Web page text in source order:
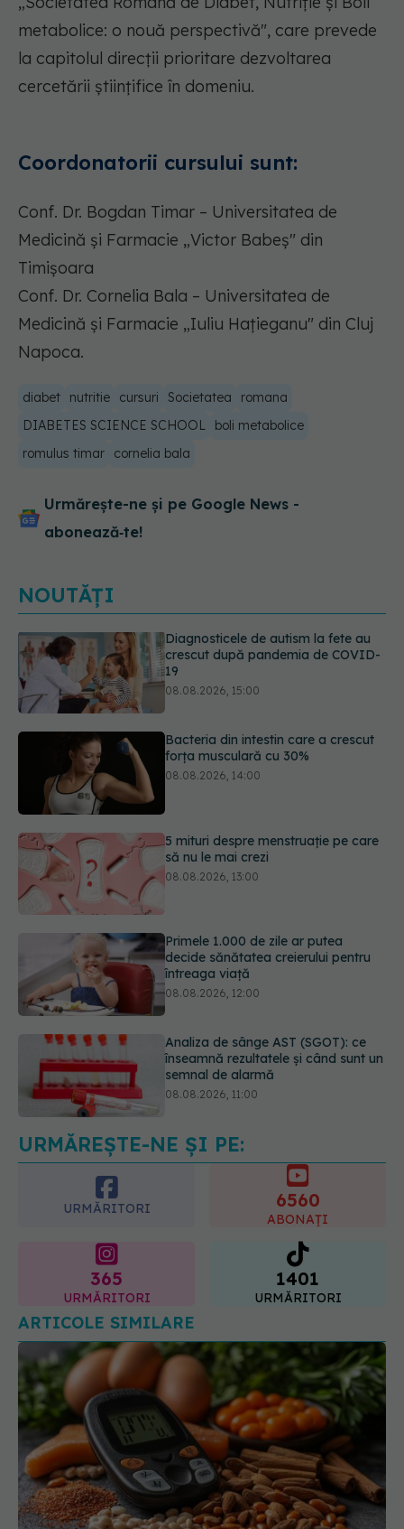
metabolice: o nouă perspectivă", care prevede
la capitolul direcții prioritare dezvoltarea
cercetării științifice în domeniu.
Coordonatorii cursului sunt:
Conf. Dr. Bogdan Timar – Universitatea de
Medicină și Farmacie „Victor Babeș" din
Timișoara
Conf. Dr. Cornelia Bala – Universitatea de
Medicină și Farmacie „Iuliu Hațieganu" din Cluj
Napoca.
diabet nutritie cursuri Societatea
romana
DIABETES SCIENCE SCHOOL
boli metabolice
romulus timar
cornelia bala
Urmărește-ne și pe Google News -
abonează‑te!
NOUTĂȚI
Bacteria din intestin care a crescut
forța musculară cu 30%
08.08.2026, 14:00
5 mituri despre menstruație pe care
să nu le mai crezi
Primele 1.000 de zile ar putea
decide sănătatea creierului pentru
Analiza de sânge AST (SGOT): ce
înseamnă rezultatele și când sunt un
semnal de alarmă
Diagnosticele de autism la fete au
crescut după pandemia de COVID-
19
URMĂREȘTE-NE ȘI PE:
URMĂRITORI 6560
ABONAȚI
365
URMĂRITORI
1401
URMĂRITORI
ARTICOLE SIMILARE